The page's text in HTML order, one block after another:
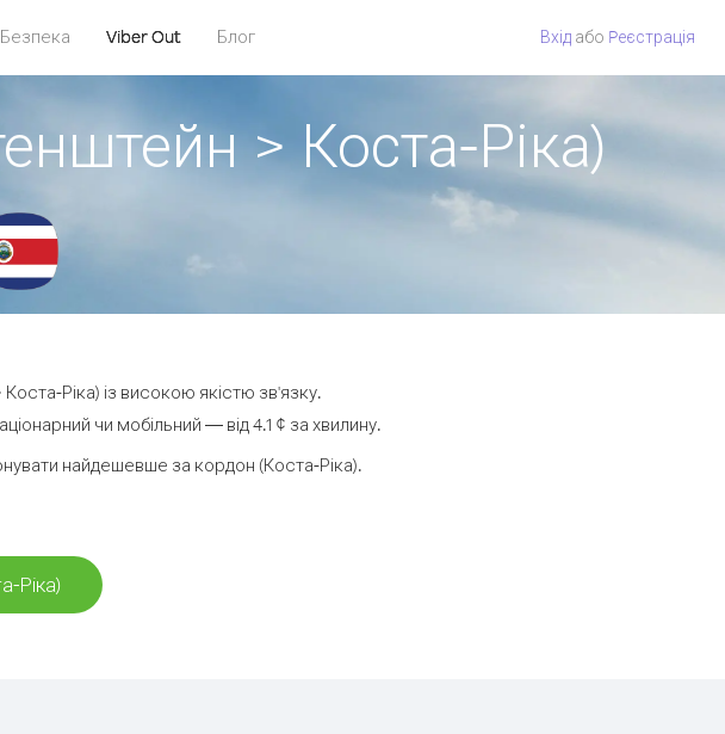
Безпека Viber Out Блог Вхід або Pеєстрація
> Коста-Ріка)
Ріка) із високою якістю зв'язку.
чи мобільний — від 4.1 ¢ за хвилину.
найдешевше за кордон (Коста-Ріка).
Ріка)